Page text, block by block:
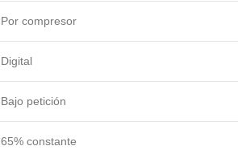
Por compresor
Digital
Bajo petición
65% constante